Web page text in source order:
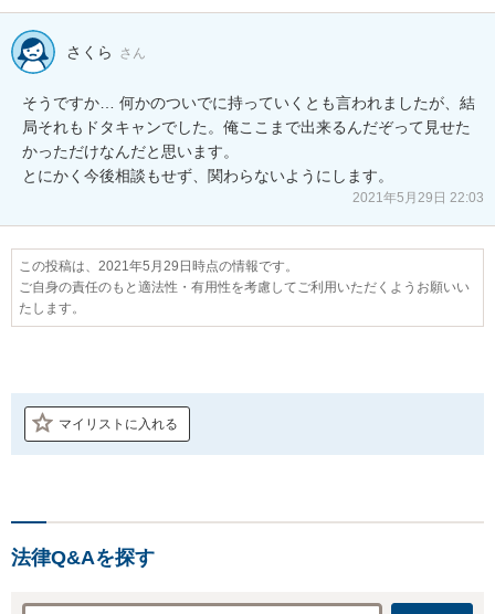
さくら さん
そうですか… 何かのついでに持っていくとも言われましたが、結
局それもドタキャンでした。俺ここまで出来るんだぞって見せた
かっただけなんだと思います。
とにかく今後相談もせず、関わらないようにします。
2021年5月29日 22:03
この投稿は、2021年5月29日時点の情報です。
ご自身の責任のもと適法性・有用性を考慮してご利用いただくようお願いい
たします。
マイリストに入れる
法律Q&Aを探す